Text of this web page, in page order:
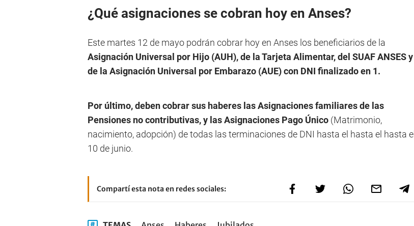
¿Qué asignaciones se cobran hoy en Anses?
Este martes 12 de mayo podrán cobrar hoy en Anses los beneficiarios de la
Asignación Universal por Hijo (AUH), de la Tarjeta Alimentar, del SUAF ANSES y
de la Asignación Universal por Embarazo (AUE) con DNI finalizado en 1.
Por último, deben cobrar sus haberes las Asignaciones familiares de las
Pensiones no contributivas, y las Asignaciones Pago Único (Matrimonio,
nacimiento, adopción) de todas las terminaciones de DNI hasta el hasta el hasta el
10 de junio.
Compartí esta nota en redes sociales: